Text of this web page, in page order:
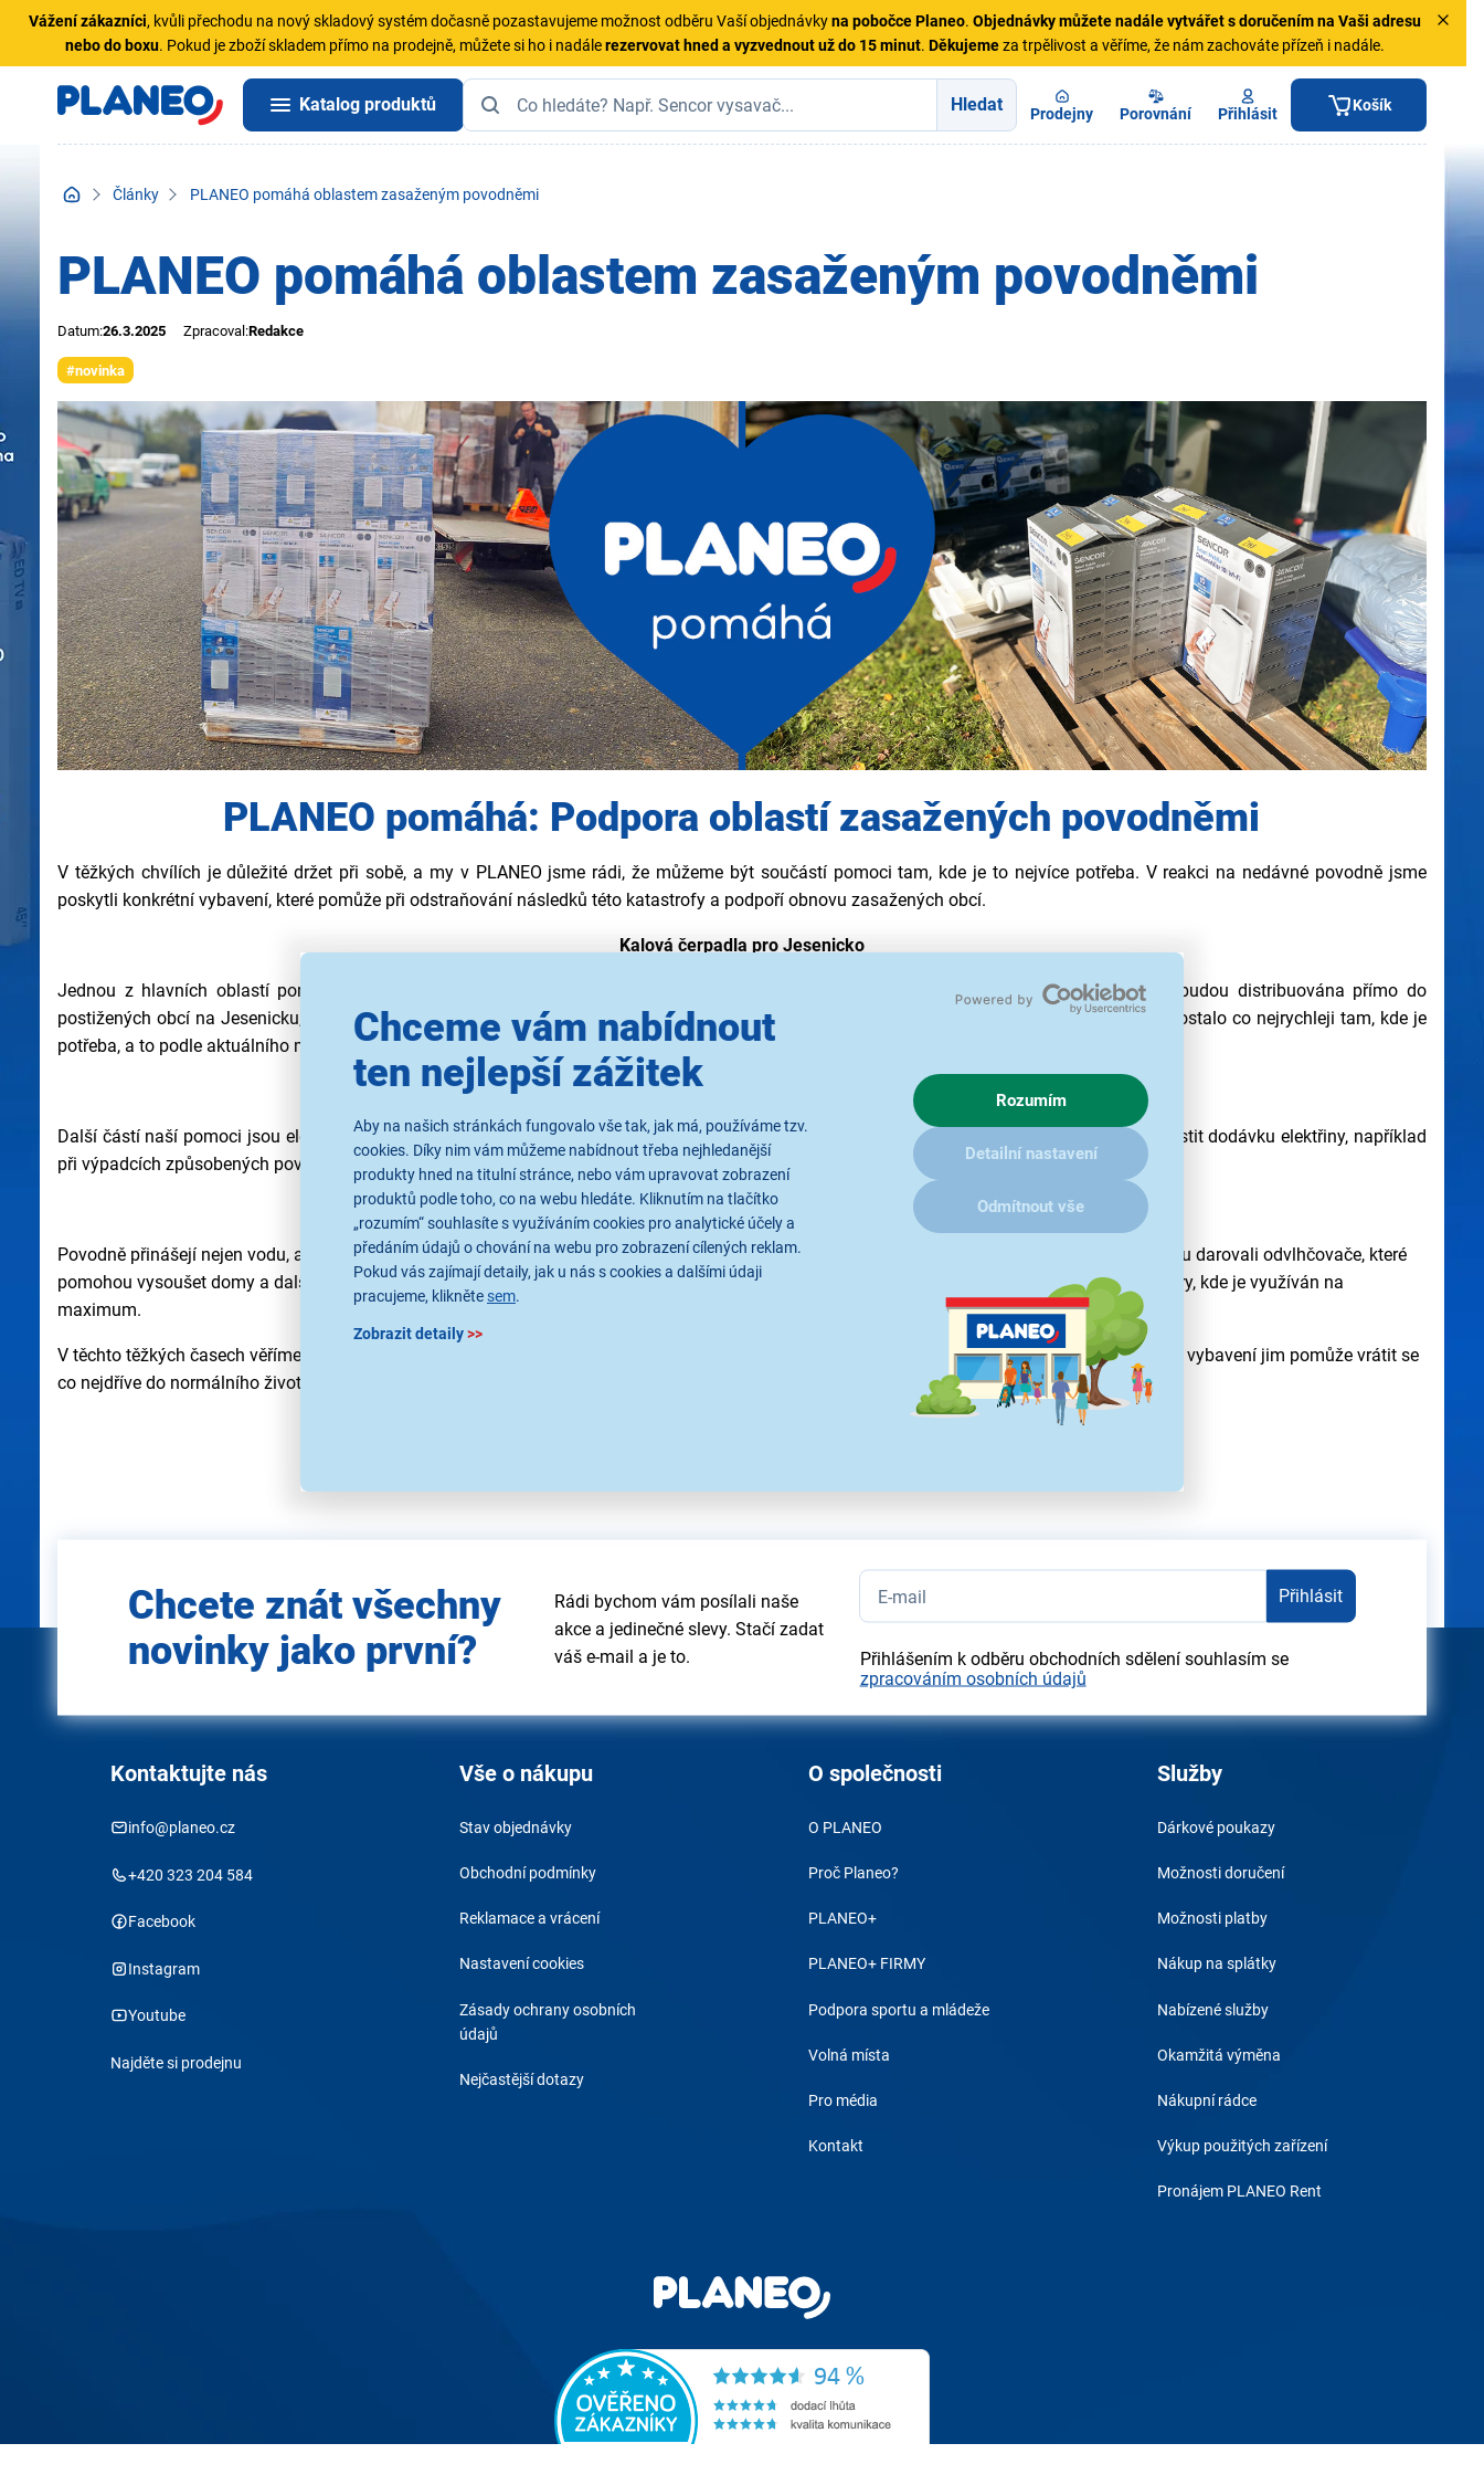
Chceme vám nabídnout
ten nejlepší zážitek
Aby na našich stránkách fungovalo vše tak, jak má, používáme tzv.
cookies. Díky nim vám můžeme nabídnout třeba nejhledanější
produkty hned na titulní stránce, nebo vám upravovat zobrazení
produktů podle toho, co na webu hledáte. Kliknutím na tlačítko
„rozumím“ souhlasíte s využíváním cookies pro analytické účely a
předáním údajů o chování na webu pro zobrazení cílených reklam.
Pokud vás zajímají detaily, jak u nás s cookies a dalšími údaji
pracujeme, klikněte sem.
Zobrazit detaily>>
Rozumím
Detailní nastavení
Odmítnout vše
Vážení zákazníci, kvůli přechodu na nový skladový systém dočasně pozastavujeme možnost odběru Vaší objednávkyna pobočce Planeo. Objednávkymůžete nadále vytvářet s doručením na Vaši adresu
nebo do boxu. Pokud je zboží skladem přímo na prodejně, můžete si ho i nadálerezervovat hned a vyzvednout už do 15 minut. Děkujemeza trpělivost a věříme, že nám zachováte přízeň i nadále.
Katalog produktů Hledat Prodejny Porovnání Přihlásit Košík
Články PLANEO pomáhá oblastem zasaženým povodněmi
PLANEO pomáhá oblastem zasaženým povodněmi
Datum:26.3.2025 Zpracoval:Redakce
#novinka
PLANEO pomáhá: Podpora oblastí zasažených povodněmi
V těžkých chvílích je důležité držet při sobě, a my v PLANEO jsme rádi, že můžeme být součástí pomoci tam, kde je to nejvíce potřeba. V reakci na nedávné povodně jsme
poskytli konkrétní vybavení, které pomůže při odstraňování následků této katastrofy a podpoří obnovu zasažených obcí.
Kalová čerpadla pro Jesenicko
Jednou z hlavních oblastí pomoci jsou kalová čerpadla, která jsme poskytli Hasičskému záchrannému sboru v Jeseníku. Tato čerpadla budou distribuována přímo do
postižených obcí na Jesenicku, kde pomohou při odčerpávání vody z domů a veřejných budov. Hasičský sbor se stará o to, aby se vybavení dostalo co nejrychleji tam, kde je
potřeba, a to podle aktuálního monitoringu situace.
Elektrocentrály pro krizové situace
Další částí naší pomoci jsou elektrocentrály, které jsme rovněž předali HZS Jeseník. Tyto generátory jsou klíčové v situacích, kdy je potřeba zajistit dodávku elektřiny, například
při výpadcích způsobených povodněmi. Jsou připraveny pro případné nouzové zásobování energií tam, kde jsou škody největší.
Odvlhčovače pro obce na Krnovsku
Povodně přinášejí nejen vodu, ale i vlhkost, která může způsobit dlouhodobé škody na budovách. Proto jsme obcím Zátory a Bratnice na Krnovsku darovali odvlhčovače, které
pomohou vysoušet domy a další prostory zasažené povodněmi. Jeden z našich odvlhčovačů již pomáhá přímo v provizorním skladu v obci Zátory, kde je využíván na
maximum.
V těchto těžkých časech věříme, že každá pomoc se počítá. Snažíme se poskytnout obcím a lidem v nich co největší podporu a doufáme, že naše vybavení jim pomůže vrátit se
co nejdříve do normálního života. Děkujeme všem, kteří se na této pomoci podílejí, a přejeme postiženým oblastem hodně sil při obnově.
e-mail
Chcete znát všechny
novinky jako první?
Rádi bychom vám posílali naše
akce a jedinečné slevy. Stačí zadat
váš e-mail a je to.
Přihlásit
Přihlášením k odběru obchodních sdělení souhlasím se
zpracováním osobních údajů
Kontaktujte nás
info@planeo.cz
+420 323 204 584
Facebook
Instagram
Youtube
Najděte si prodejnu
Vše o nákupu
Stav objednávky
Obchodní podmínky
Reklamace a vrácení
Nastavení cookies
Zásady ochrany osobních
údajů
Nejčastější dotazy
O společnosti
O PLANEO
Proč Planeo?
PLANEO+
PLANEO+ FIRMY
Podpora sportu a mládeže
Volná místa
Pro média
Kontakt
Služby
Dárkové poukazy
Možnosti doručení
Možnosti platby
Nákup na splátky
Nabízené služby
Okamžitá výměna
Nákupní rádce
Výkup použitých zařízení
Pronájem PLANEO Rent